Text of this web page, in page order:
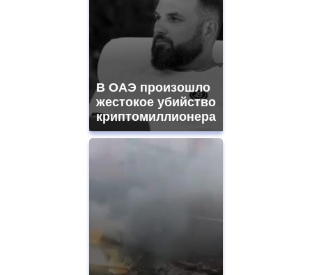
В ОАЭ произошло
жестокое убийство
криптомиллионера